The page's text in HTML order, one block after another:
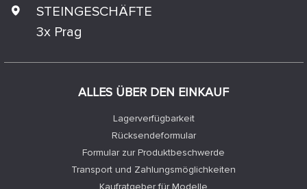
ALLES ÜBER DEN EINKAUF
Lagerverfügbarkeit
Rücksendeformular
Formular zur Produktbeschwerde
Transport und Zahlungsmöglichkeiten
Kaufratgeber für Modelle
STEINGESCHÄFTE
3x Prag